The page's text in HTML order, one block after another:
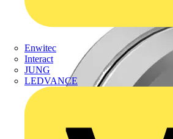
Enwitec
Interact
JUNG
LEDVANCE